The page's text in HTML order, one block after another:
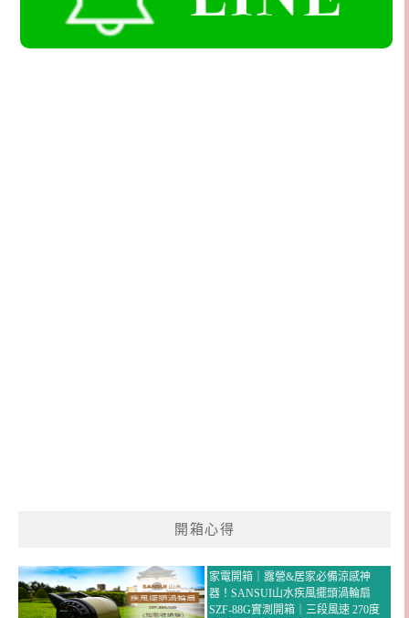
開箱心得
家電開箱｜露營&居家必備涼感神
器！SANSUI山水疾風擺頭渦輪扇
SZF-88G實測開箱｜三段風速 270度